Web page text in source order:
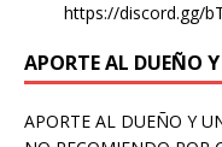
https://discord.gg/
APORTE AL DUEÑO
APORTE AL DUEÑO Y